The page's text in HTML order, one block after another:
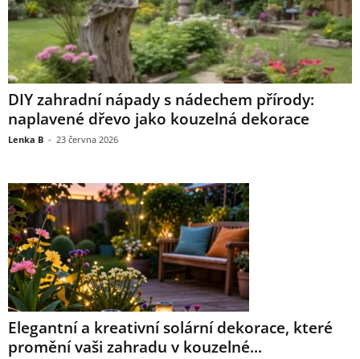
DIY zahradní nápady s nádechem přírody:
naplavené dřevo jako kouzelná dekorace
Lenka B - 23 června 2026
Elegantní a kreativní solární dekorace, které
promění vaši zahradu v kouzelné...